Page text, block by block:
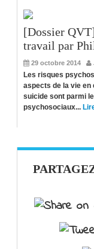
[Dossier
travail par
29 octobre 2014
Les risques
aspects de la vie
suicide sont parmi
psychosociaux...